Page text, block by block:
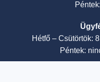
Hétfő – Csütörtök:
Péntek: